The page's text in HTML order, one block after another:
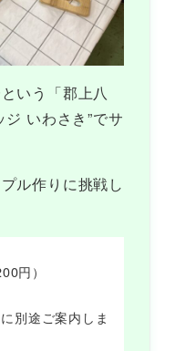
いう「郡上八
いわさき”でサ
ル作りに挑戦し
円）
別途ご案内しま